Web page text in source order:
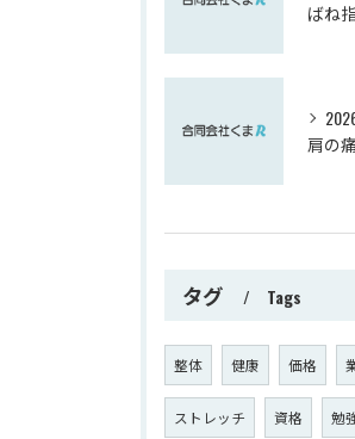
タグ Tags
整体 健康 価格
ストレッチ 資格 勉